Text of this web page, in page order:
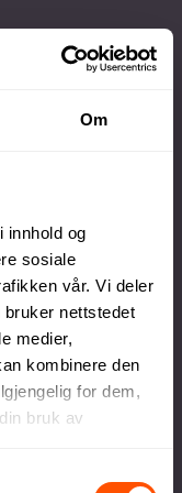
Om
innhold og
sosiale
vår. Vi deler
nettstedet
medier,
kombinere den
for dem,
bruk av
vi setter